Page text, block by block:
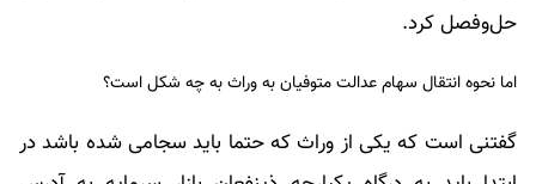
حل‌وفصل کرد.
اما نحوه انتقال سهام عدالت متوفیان به وراث به چه شکل است؟
گفتنی است که یکی از وراث که حتما باید سجامی شده باشد در